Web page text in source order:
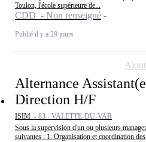
Toulon, l'école supérieure de...
CDD - Non renseigné
Publié il y a 29 jours
Alternance
Direction H/F
ISIM - 83 - VALETTE-DU-VAR
Sous la supervision d'un ou plusieurs
suivantes : 1. Organisation et coordination